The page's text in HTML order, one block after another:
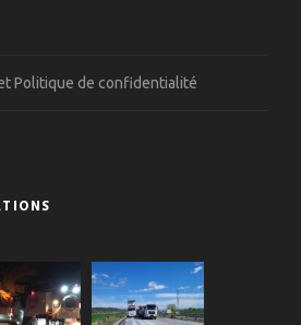
Politique de confidentialité